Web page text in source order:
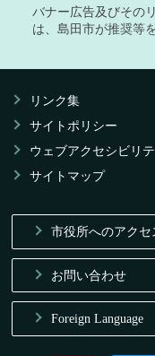
バナー広告及びその
は、島田市が推奨等
リンク集
サイトポリシー
ウェブアクセシビリ
サイトマップ
市役所へのアクセ
お問い合わせ
Foreign Language